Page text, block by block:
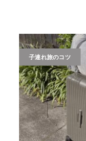
子連れ旅のコツ